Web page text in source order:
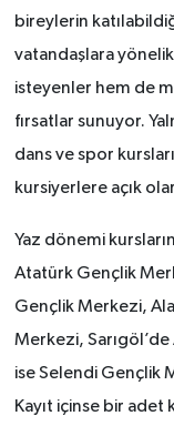
bireylerin
vatandaşlara
isteyenler hem de
fırsatlar sunuyor.
dans ve spor
kursiyerlere açık
Yaz dönemi
Atatürk Gençlik
Gençlik Merkezi,
Merkezi,
ise Selendi Gençlik
Kayıt içinse bir